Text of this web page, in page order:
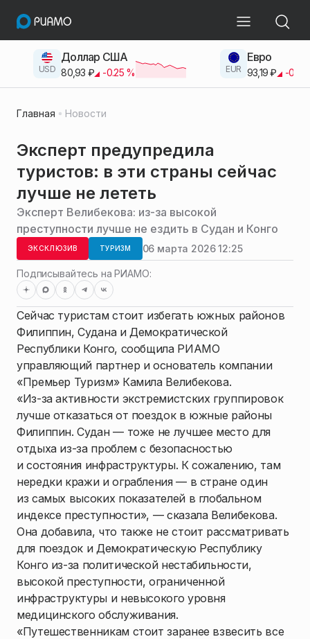
USD
Доллар США
80,93 ₽ -0.25% EUR
Евро
93,19 ₽ -0.42
Главная Новости
Эксперт предупредила
туристов: в эти страны сейчас
лучше не лететь
Эксперт Велибекова: из-за высокой
преступности лучше не ездить в Судан и Конго
ЭКСКЛЮЗИВ ТУРИЗМ 06 марта 2026 12:25
Подписывайтесь на РИАМО:
Сейчас туристам стоит избегать южных районов
Филиппин, Судана и Демократической
Республики Конго, сообщила РИАМО
управляющий партнер и основатель компании
«Премьер Туризм» Камила Велибекова.
«Из-за активности экстремистских группировок
лучше отказаться от поездок в южные районы
Филиппин. Судан — тоже не лучшее место для
отдыха из-за проблем с безопасностью
и состояния инфраструктуры. К сожалению, там
нередки кражи и ограбления — в стране один
из самых высоких показателей в глобальном
индексе преступности», — сказала Велибекова.
Она добавила, что также не стоит рассматривать
для поездок и Демократическую Республику
Конго из-за политической нестабильности,
высокой преступности, ограниченной
инфраструктуры и невысокого уровня
медицинского обслуживания.
«Путешественникам стоит заранее взвесить все